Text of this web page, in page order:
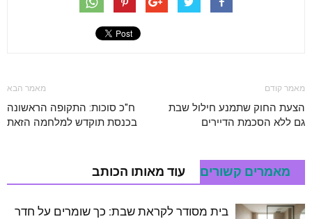
מאמר קודם
הצעת החוק שתמנע חילול שבת
גם ללא הסכמת הדיירים
מאמר הבא
ח"כ סוכות: התקופה הראשונה
בכנסת תוקדש למלחמה הזאת
מאמרים קשורים עוד מאותו הכותב
בית מסודר לקראת שבת: כך שומרים על חדר